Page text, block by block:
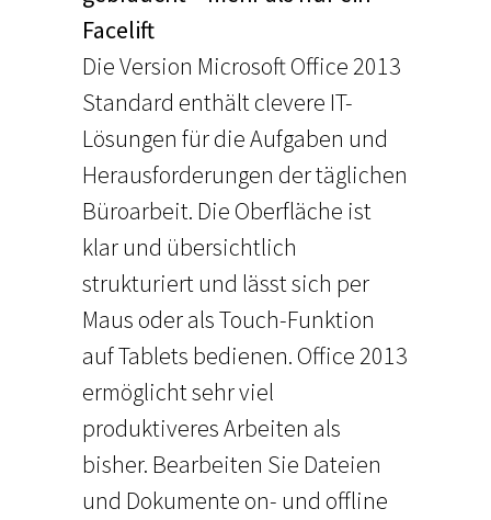
Facelift
Die Version Microsoft Office 2013
Standard enthält clevere IT-
Lösungen für die Aufgaben und
Herausforderungen der täglichen
Büroarbeit. Die Oberfläche ist
klar und übersichtlich
strukturiert und lässt sich per
Maus oder als Touch-Funktion
auf Tablets bedienen. Office 2013
ermöglicht sehr viel
produktiveres Arbeiten als
bisher. Bearbeiten Sie Dateien
und Dokumente on- und offline